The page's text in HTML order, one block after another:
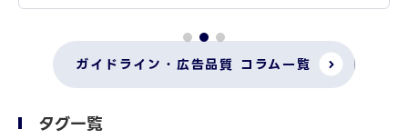
ガイドライン・広告品質 コラム一覧
タグ一覧